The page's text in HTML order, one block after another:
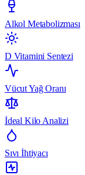
Alkol Metabolizması
D Vitamini Sentezi
Vücut Yağ Oranı
İdeal Kilo Analizi
Sıvı İhtiyacı